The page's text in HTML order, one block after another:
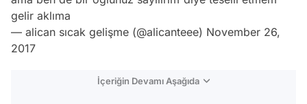
gelir aklıma
— alican sıcak gelişme (@alicanteee) November 26,
2017
İçeriğin Devamı Aşağıda